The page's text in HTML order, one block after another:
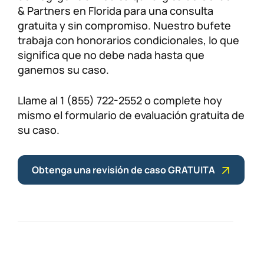
& Partners en Florida para una consulta
gratuita y sin compromiso. Nuestro bufete
trabaja con honorarios condicionales, lo que
significa que no debe nada hasta que
ganemos su caso.
Llame al 1 (855) 722-2552 o complete hoy
mismo el formulario de evaluación gratuita de
su caso.
Obtenga una revisión de caso GRATUITA